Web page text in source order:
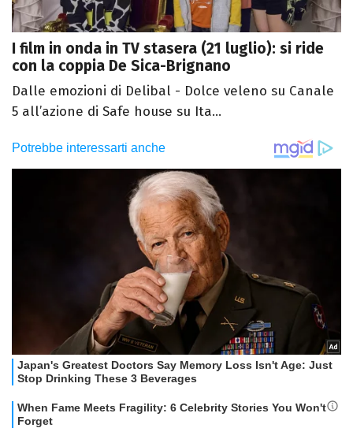
I film in onda in TV stasera (21 luglio): si ride
con la coppia De Sica-Brignano
Dalle emozioni di Delibal - Dolce veleno su Canale
5 all’azione di Safe house su Ita...